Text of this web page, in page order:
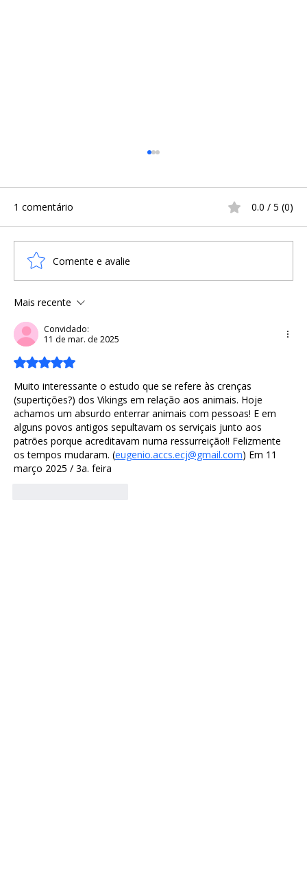
desvendar os segredos da Era Viking
1 comentário 0.0 / 5 (0)
Comente e avalie
Mais recente
Convidado:
11 de mar. de 2025
Avaliado com 5 de 5 estrelas.
Muito interessante o estudo que se refere às crenças
(supertições?) dos Vikings em relação aos animais. Hoje
achamos um absurdo enterrar animais com pessoas! E em
alguns povos antigos sepultavam os serviçais junto aos
patrões porque acreditavam numa ressurreição!! Felizmente
os tempos mudaram. (eugenio.accs.ecj@gmail.com) Em 11
março 2025 / 3a. feira